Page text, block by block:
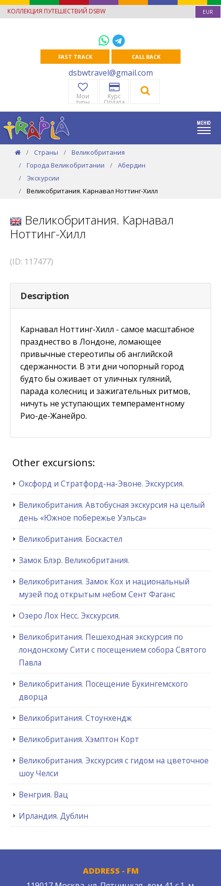
КОЛЛЕКЦИЯ ПУТЕШЕСТВИЙ DSBW EUR
FAST TRACK CALL BACK
dsbwtravel@gmail.com
Мои
туры
Курс
Оплата
Страны
Великобритания
Города Великобритании
Абердин
Экскурсии
Великобритания. Карнавал Ноттинг-Хилл
Великобритания. Карнавал
Ноттинг-Хилл
(ID: 117477)
Description
Карнавал Ноттинг-Хилл - самое масштабное
празднество в Лондоне, ломающее
привычные стереотипы об английской
сдержанности. В эти дни чопорный город
будто бы оживает от уличных гуляний,
парада колесниц и зажигательных ритмов,
ничуть не уступающих темпераментному
Рио-де-Жанейро.
Other excursions:
Оксфорд и Стратфорд-на-Эвоне. Экскурсия.
Великобритания. Автобусная экскурсия на целый
день «Южное побережье Уэльса»
Великобритания. Боскастел
Замок Блэр. Великобритания.
Великобритания. Замок Кох и национальный
музей под открытым небом Сент Фаганс
Озеро Лох Несс. Экскурсия.
Великобритания. Пешеходная экскурсия по
лондонскому Сити с посещением собора Святого
Павла
Великобритания. Посещение Букингемского
дворца
Великобритания. Стоунхендж
Великобритания. Хэмптон Корт
Великобритания. Экскурсия с гидом на цветочное
шоу Челси
Венгрия. Вац
Ирландия. Дублин
ADDRESS - FM